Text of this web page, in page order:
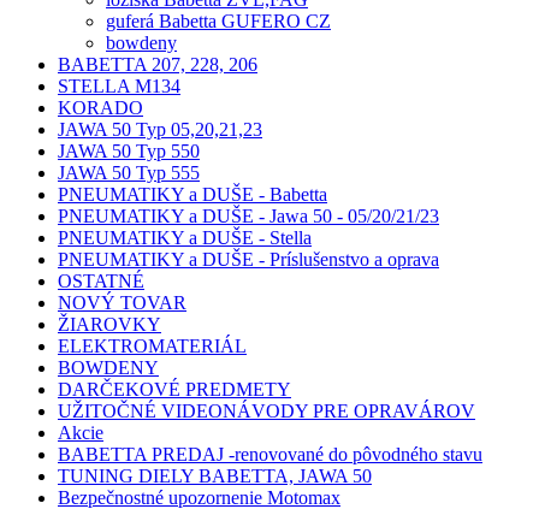
guferá Babetta GUFERO CZ
bowdeny
BABETTA 207, 228, 206
STELLA M134
KORADO
JAWA 50 Typ 05,20,21,23
JAWA 50 Typ 550
JAWA 50 Typ 555
PNEUMATIKY a DUŠE - Babetta
PNEUMATIKY a DUŠE - Jawa 50 - 05/20/21/23
PNEUMATIKY a DUŠE - Stella
PNEUMATIKY a DUŠE - Príslušenstvo a oprava
OSTATNÉ
NOVÝ TOVAR
ŽIAROVKY
ELEKTROMATERIÁL
BOWDENY
DARČEKOVÉ PREDMETY
UŽITOČNÉ VIDEONÁVODY PRE OPRAVÁROV
Akcie
BABETTA PREDAJ -renovované do pôvodného stavu
TUNING DIELY BABETTA, JAWA 50
Bezpečnostné upozornenie Motomax